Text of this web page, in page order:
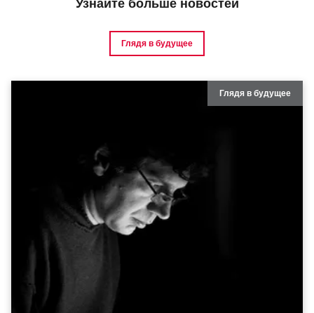
Узнайте больше новостей
Глядя в будущее
Глядя в будущее